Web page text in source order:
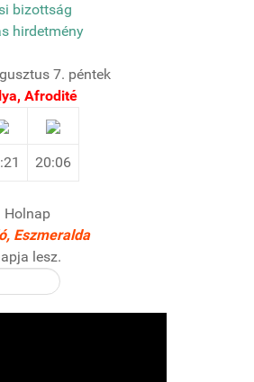
bizottság
hirdetmény
7. péntek
Afrodité
20:06
Holnap
Eszmeralda
lesz.